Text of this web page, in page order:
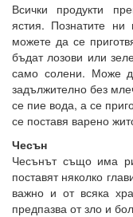
Всички продукти
ястия. Познатите
можете да се
бъдат лозови или
само солени. Може
задължително без
се пие вода, а се
се поставя варено
Чесън
Чесънът също има
поставят няколко
важно и от всяка
предпазва от зло и